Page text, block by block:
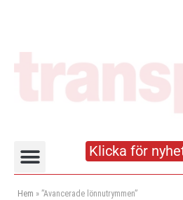
Klicka för
Hem » ”Avancerade lönnutrymmen”